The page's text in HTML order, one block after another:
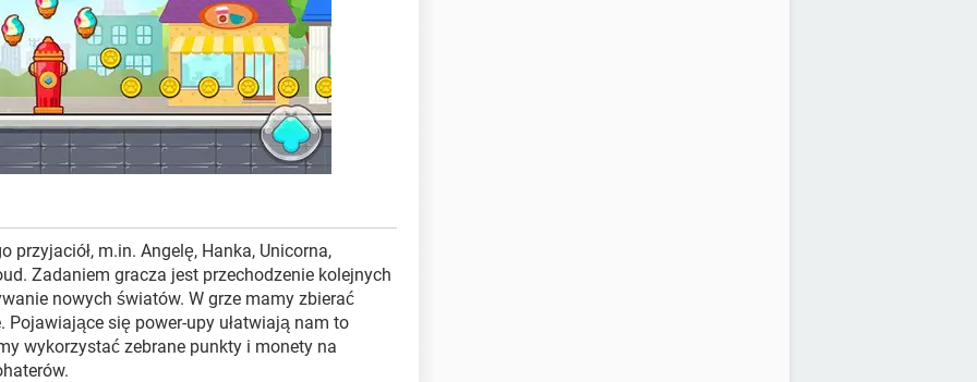
przyjaciół, m.in. Angelę, Hanka, Unicorna,
Zadaniem gracza jest przechodzenie kolejnych
nowych światów. W grze mamy zbierać
Pojawiające się power-upy ułatwiają nam to
wykorzystać zebrane punkty i monety na